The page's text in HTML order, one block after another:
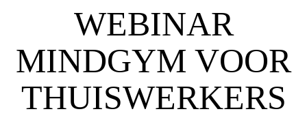
WEBINAR
MINDGYM VOOR
THUISWERKERS